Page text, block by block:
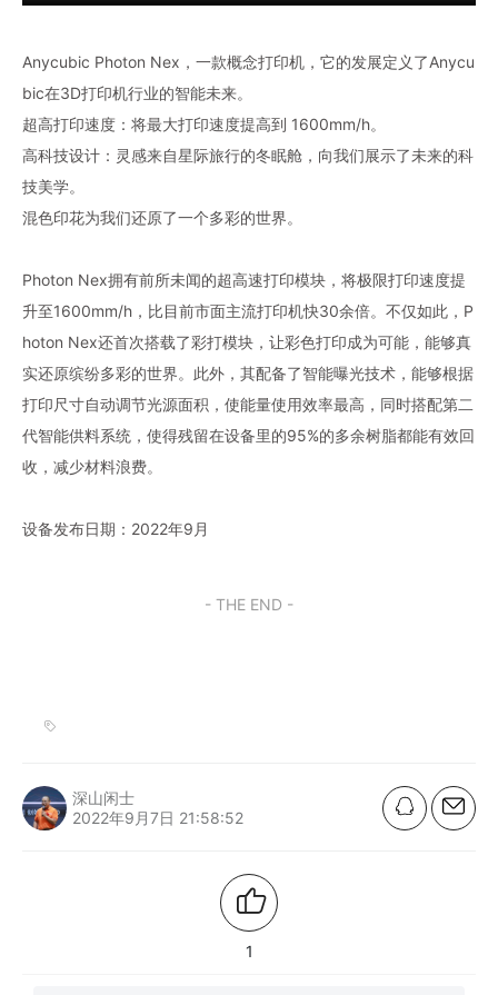
Anycubic Photon Nex，一款概念打印机，它的发展定义了Anycu
bic在3D打印机行业的智能未来。
超高打印速度：将最大打印速度提高到 1600mm/h。
高科技设计：灵感来自星际旅行的冬眠舱，向我们展示了未来的科
技美学。
混色印花为我们还原了一个多彩的世界。
Photon Nex拥有前所未闻的超高速打印模块，将极限打印速度提
升至1600mm/h，比目前市面主流打印机快30余倍。不仅如此，P
hoton Nex还首次搭载了彩打模块，让彩色打印成为可能，能够真
实还原缤纷多彩的世界。此外，其配备了智能曝光技术，能够根据
打印尺寸自动调节光源面积，使能量使用效率最高，同时搭配第二
代智能供料系统，使得残留在设备里的95%的多余树脂都能有效回
收，减少材料浪费。
设备发布日期：2022年9月
- THE END -
深山闲士
2022年9月7日 21:58:52
1